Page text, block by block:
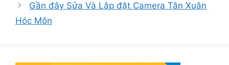
Gần đây Sửa Và Lắp đặt Camera Tân Xuân
Hóc Môn